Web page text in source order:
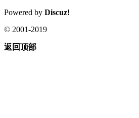
Powered by Discuz!
© 2001-2019
返回顶部